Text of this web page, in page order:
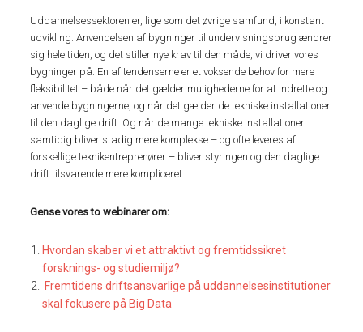
Uddannelsessektoren er, lige som det øvrige samfund, i konstant
udvikling. Anvendelsen af bygninger til undervisningsbrug ændrer
sig hele tiden, og det stiller nye krav til den måde, vi driver vores
bygninger på. En af tendenserne er et voksende behov for mere
fleksibilitet – både når det gælder mulighederne for at indrette og
anvende bygningerne, og når det gælder de tekniske installationer
til den daglige drift. Og når de mange tekniske installationer
samtidig bliver stadig mere komplekse – og ofte leveres af
forskellige teknikentreprenører – bliver styringen og den daglige
drift tilsvarende mere kompliceret.
Gense vores to webinarer om:
Hvordan skaber vi et attraktivt og fremtidssikret
forsknings- og studiemiljø?
Fremtidens driftsansvarlige på uddannelsesinstitutioner
skal fokusere på Big Data